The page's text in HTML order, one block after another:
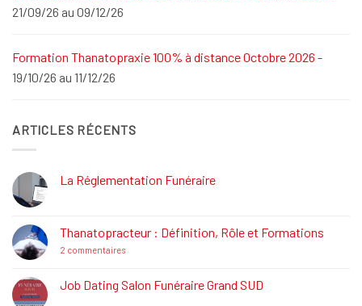
21/09/26 au 09/12/26
Formation Thanatopraxie 100% à distance Octobre 2026 -
19/10/26 au 11/12/26
ARTICLES RÉCENTS
La Réglementation Funéraire
La
Réglementation
Funéraire
Thanatopracteur : Définition, Rôle et Formations
2 commentairessur
Définition,
Rôle
Job Dating Salon Funéraire Grand SUD